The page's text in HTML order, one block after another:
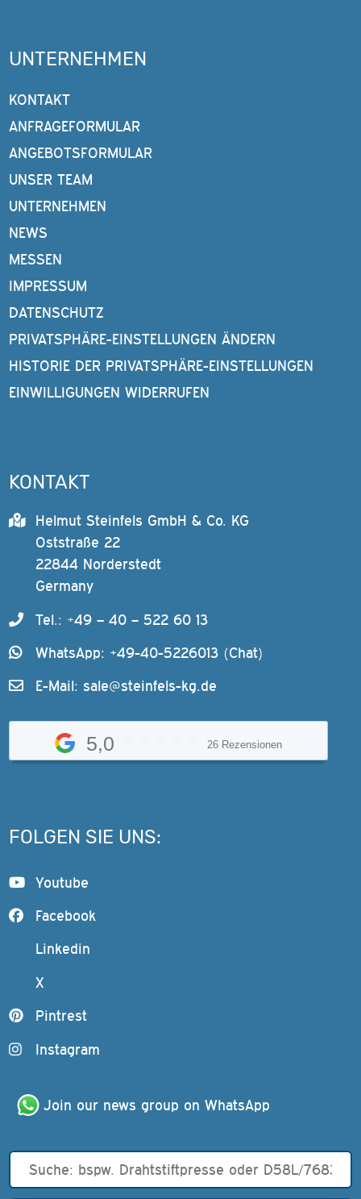
UNTERNEHMEN
KONTAKT
ANFRAGEFORMULAR
ANGEBOTSFORMULAR
UNSER TEAM
UNTERNEHMEN
NEWS
MESSEN
IMPRESSUM
DATENSCHUTZ
PRIVATSPHÄRE-EINSTELLUNGEN ÄNDERN
HISTORIE DER PRIVATSPHÄRE-EINSTELLUNGEN
EINWILLIGUNGEN WIDERRUFEN
KONTAKT
Helmut Steinfels GmbH & Co. KG
Oststraße 22
22844 Norderstedt
Germany
Tel.: +49 – 40 – 522 60 13
WhatsApp: +49-40-5226013 (Chat)
E-Mail: sale@steinfels-kg.de
5,0 26 Rezensionen
FOLGEN SIE UNS:
Youtube
Facebook
Linkedin
X
Pintrest
Instagram
Join our news group on WhatsApp